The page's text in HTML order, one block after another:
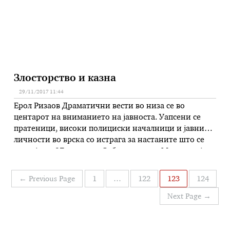
Злосторство и казна
29/11/2017 11:44
Ерол Ризаов Драматични вести во низа се во
центарот на вниманието на јавноста. Уапсени се
пратеници, високи полициски началници и јавни
личности во врска со истрага за настаните што се
менувачница пред вперени пиштоли на вооружени
ограбувачи пресуди …
Навигација
← Previous Page 1 … 122 123 124
Next Page →